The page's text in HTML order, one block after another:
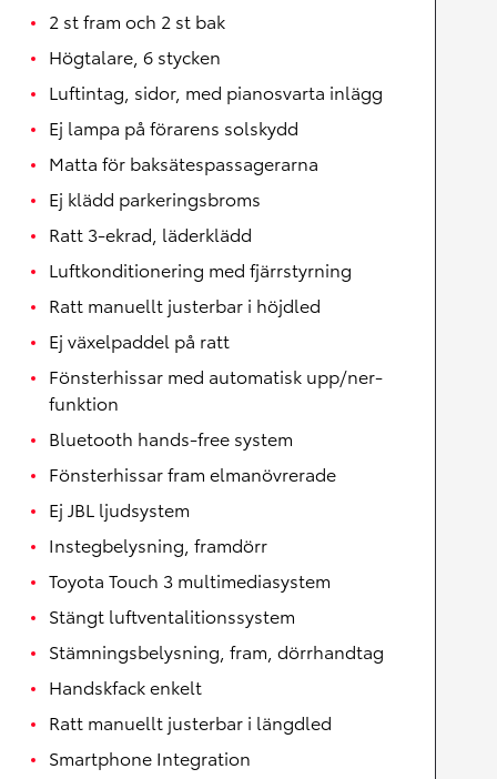
2 st fram och 2 st bak
Högtalare, 6 stycken
Luftintag, sidor, med pianosvarta inlägg
Ej lampa på förarens solskydd
Matta för baksätespassagerarna
Ej klädd parkeringsbroms
Ratt 3-ekrad, läderklädd
Luftkonditionering med fjärrstyrning
Ratt manuellt justerbar i höjdled
Ej växelpaddel på ratt
Fönsterhissar med automatisk upp/ner-
funktion
Bluetooth hands-free system
Fönsterhissar fram elmanövrerade
Ej JBL ljudsystem
Instegbelysning, framdörr
Toyota Touch 3 multimediasystem
Stängt luftventalitionssystem
Stämningsbelysning, fram, dörrhandtag
Handskfack enkelt
Ratt manuellt justerbar i längdled
Smartphone Integration